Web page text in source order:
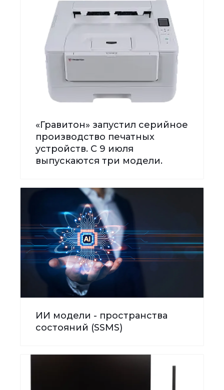
«Гравитон» запустил серийное
производство печатных
устройств. С 9 июля
выпускаются три модели.
ИИ модели - пространства
состояний (SSMS)